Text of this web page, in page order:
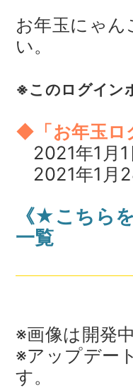
お年玉にゃ
い。
※このログイン
◆「お年玉ロ
2021年1月
2021年1月
《★こちら
一覧
※画像は開発
※アップデー
す。